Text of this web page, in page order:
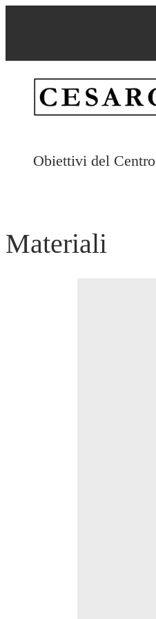
Obiettivi del Centro
Materiali